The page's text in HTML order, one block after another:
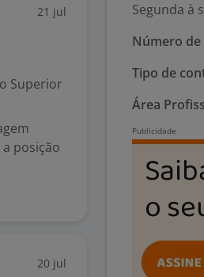
21 jul
Superior
posição
20 jul
Segunda à
Número de
Tipo de
Área